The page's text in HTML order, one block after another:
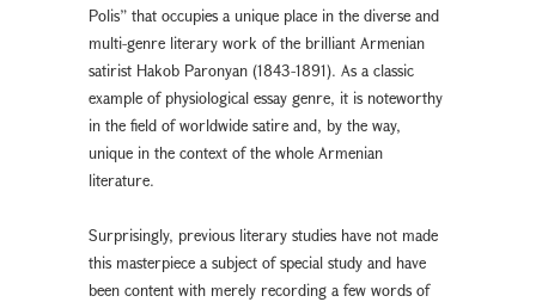
Polis” that occupies a unique place in the diverse and
multi-genre literary work of the brilliant Armenian
satirist Hakob Paronyan (1843-1891). As a classic
example of physiological essay genre, it is noteworthy
in the field of worldwide satire and, by the way,
unique in the context of the whole Armenian
literature.
Surprisingly, previous literary studies have not made
this masterpiece a subject of special study and have
been content with merely recording a few words of